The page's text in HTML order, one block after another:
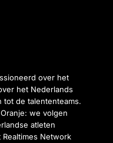
over het
het Nederlands
de talententeams.
we volgen
atleten
Network